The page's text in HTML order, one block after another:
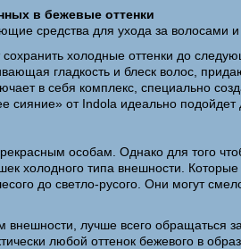
в бежевые оттенки
средства для ухода за волосами
холодные оттенки до
гладкость и блеск волос,
в себя комплекс, специально
от Indola идеально
особам. Однако для того
холодного типа внешности.
до светло-русого. Они могут
лучше всего обращаться
любой оттенок бежевого в